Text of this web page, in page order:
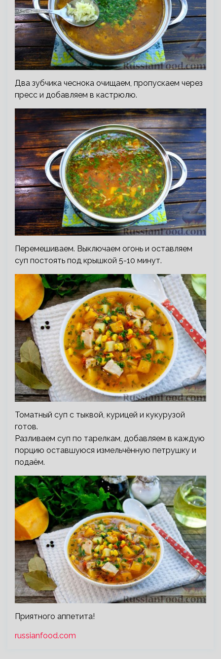
Два зубчика чеснока очищаем, пропускаем через
пресс и добавляем в кастрюлю.
Перемешиваем. Выключаем огонь и оставляем
суп постоять под крышкой 5-10 минут.
Томатный суп с тыквой, курицей и кукурузой
готов.
Разливаем суп по тарелкам, добавляем в каждую
порцию оставшуюся измельчённую петрушку и
подаём.
Приятного аппетита!
russianfood.com